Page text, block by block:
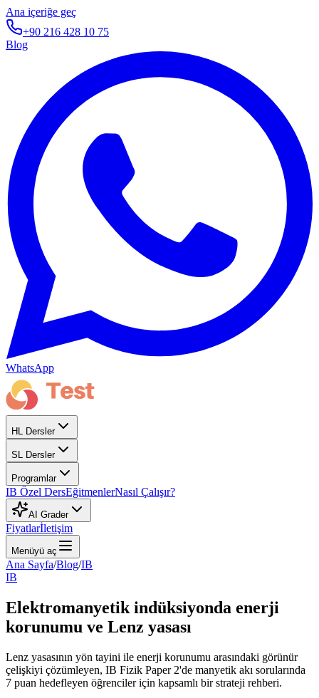
Ana içeriğe geç
+90 216 428 10 75
Blog
WhatsApp
HL Dersler
SL Dersler
Programlar
IB Özel DersEğitmenlerNasıl Çalışır?
AI Grader
Fiyatlarİletişim
Menüyü aç
Ana Sayfa/Blog/IB
IB
Elektromanyetik indüksiyonda enerji
korunumu ve Lenz yasası
Lenz yasasının yön tayini ile enerji korunumu arasındaki görünür
çelişkiyi çözümleyen, IB Fizik Paper 2'de manyetik akı sorularında
7 puan hedefleyen öğrenciler için kapsamlı bir strateji rehberi.